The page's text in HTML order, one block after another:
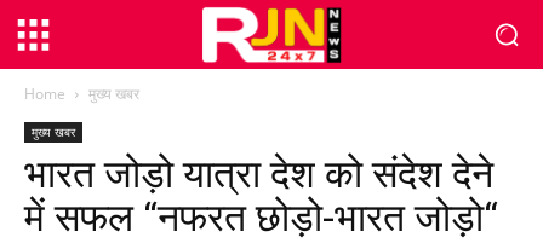
Home मुख्य खबर
मुख्य खबर
भारत जोड़ो यात्रा देश को संदेश देने
में सफल ‘‘नफरत छोड़ो-भारत जोड़ो‘‘